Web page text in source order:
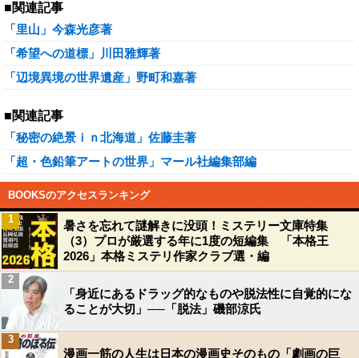
■関連記事
「里山」今森光彦著
「希望への道標」川田雅輝著
「辺境異境の世界遺産」野町和嘉著
■関連記事
「秘密の絶景ｉｎ北海道」佐藤圭著
「超・色鉛筆アートの世界」マール社編集部編
BOOKSのアクセスランキング
暑さを忘れて謎解きに没頭！ミステリー文庫特集
（3）プロが厳選する年に1度の短編集 「本格王
2026」本格ミステリ作家クラブ選・編
1
「身近にあるドラッグ的なものや脱法性に自覚的にな
ることが大切」──「脱法」磯部涼氏
2
漫画一筋の人生は日本の漫画史そのもの「劇画の巨
3